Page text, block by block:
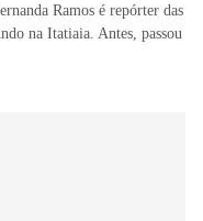
Ramos é repórter das
na Itatiaia. Antes, passou